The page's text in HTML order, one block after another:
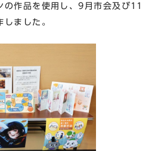
の作品を使用し、9月市会及び11
ました。